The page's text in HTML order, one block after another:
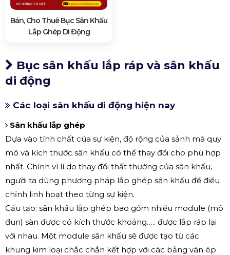
Bán, Cho Thuê Bục Sân Khấu
Lắp Ghép Di Động
Bục sân khấu lắp ráp và sân khấu
di động
Các loại sân khấu di động hiện nay
Sân khấu lắp ghép
Dựa vào tính chất cúa sự kiện, độ rộng của sảnh mà quy
mô và kích thước sân khấu có thể thay đổi cho phù hợp
nhất. Chính vì lí do thay đổi thất thường của sân khấu,
người ta dùng phương pháp lắp ghép sân khấu để điều
chỉnh linh hoạt theo từng sự kiện.
Cấu tạo: sân khấu lắp ghép bao gồm nhiều module (mô
đun) sàn được có kích thước khoảng….. được lắp ráp lại
với nhau. Một module sân khấu sẽ được tạo từ các
khung kim loại chắc chắn kết hợp với các bảng ván ép